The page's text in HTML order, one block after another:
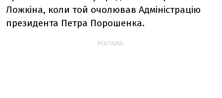
Ложкіна, коли той очолював Адміністрацію
президента Петра Порошенка.
РЕКЛАМА: